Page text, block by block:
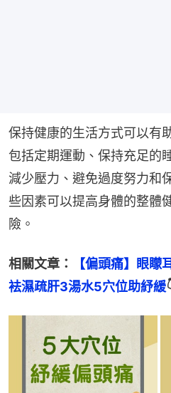
保持健康的生活方式可以有
包括定期運動、保持充足的
減少壓力、避免過度努力和
些因素可以提高身體的整體
險。
相關文章：
【偏頭痛】眼
袪濕疏肝3湯水5穴位助紓緩